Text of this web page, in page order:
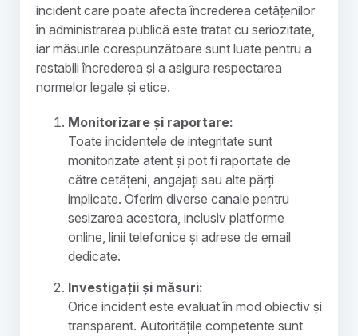
incident care poate afecta încrederea cetățenilor
în administrarea publică este tratat cu seriozitate,
iar măsurile corespunzătoare sunt luate pentru a
restabili încrederea și a asigura respectarea
normelor legale și etice.
Monitorizare și raportare:
Toate incidentele de integritate sunt
monitorizate atent și pot fi raportate de
către cetățeni, angajați sau alte părți
implicate. Oferim diverse canale pentru
sesizarea acestora, inclusiv platforme
online, linii telefonice și adrese de email
dedicate.
Investigații și măsuri:
Orice incident este evaluat în mod obiectiv și
transparent. Autoritățile competente sunt